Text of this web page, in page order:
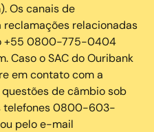
Os canais de
relacionadas
+55 0800-775-0404
Caso o SAC do Ouribank
em contato com a
de câmbio sob
telefones 0800-603-
pelo e-mail